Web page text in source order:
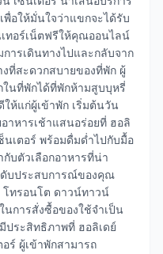
อให้มั่นใจว่าแขกจะได้รับ
ทอร์เน็ตฟรีให้คุณออนไลน์
ารเดินทางไปและกลับจาก
ที่สะดวกสบายของที่พัก ผู้
ในที่พักได้ที่พักห้ามสูบบุหรี่
ห้แก่ผู้เข้าพัก เริ่มต้นวัน
หารเช้าแสนอร่อยที่ ฮอลิ
เตอร์ พร้อมดื่มด่ำไปกับมื้อ
บตัวเลือกอาหารที่น่า
ดับประสบการณ์ของคุณ
โทรอนโต ดาวน์ทาวน์
นการสั่งซื้อของใช้จำเป็น
ประสิทธิภาพที่ ฮอลิเดย์
ร์ ผู้เข้าพักสามารถ